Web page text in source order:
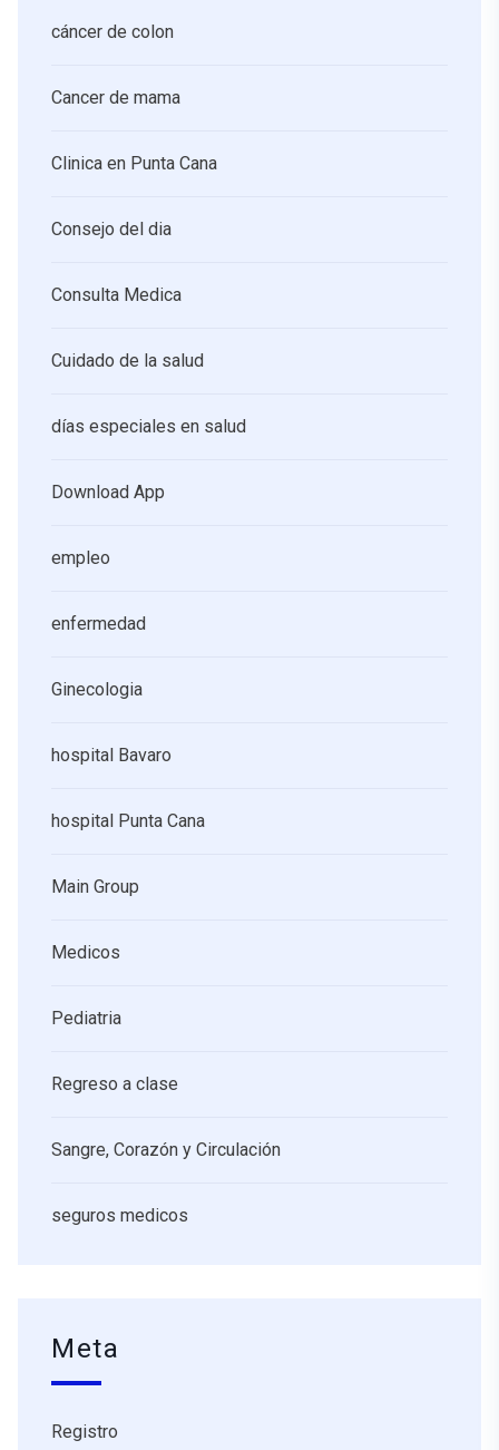
cáncer de colon
Cancer de mama
Clinica en Punta Cana
Consejo del dia
Consulta Medica
Cuidado de la salud
días especiales en salud
Download App
empleo
enfermedad
Ginecologia
hospital Bavaro
hospital Punta Cana
Main Group
Medicos
Pediatria
Regreso a clase
Sangre, Corazón y Circulación
seguros medicos
Meta
Registro